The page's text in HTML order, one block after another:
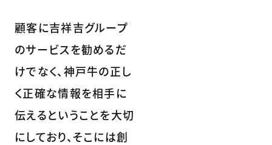
顧客に吉祥吉グループ
のサービスを勧めるだ
けでなく、神戸牛の正し
く正確な情報を相手に
伝えるということを大切
にしており、そこには創